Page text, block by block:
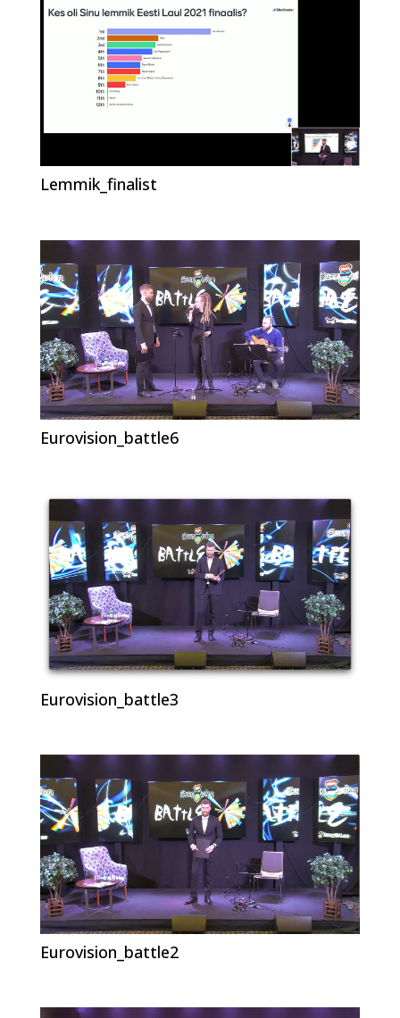
Lemmik_finalist
Eurovision_battle6
Eurovision_battle3
Eurovision_battle2